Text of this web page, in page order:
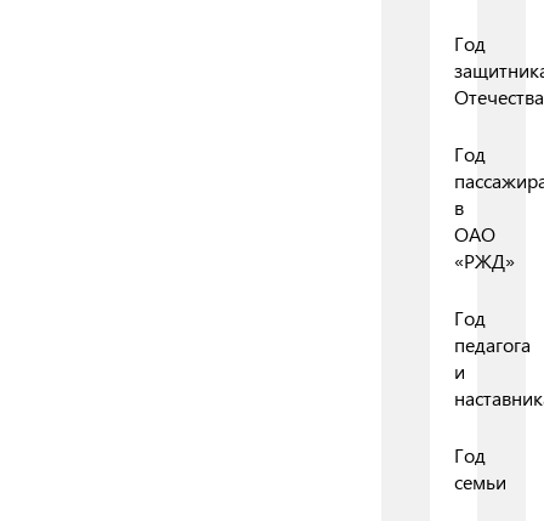
Год
Отечества
Год
в
ОАО
«РЖД»
Год
педагога
и
Год
семьи